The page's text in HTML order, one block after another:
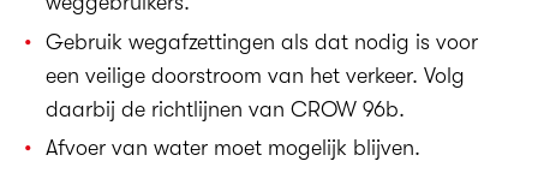
Gebruik wegafzettingen als dat nodig is voor
een veilige doorstroom van het verkeer. Volg
daarbij de richtlijnen van CROW 96b.
Afvoer van water moet mogelijk blijven.